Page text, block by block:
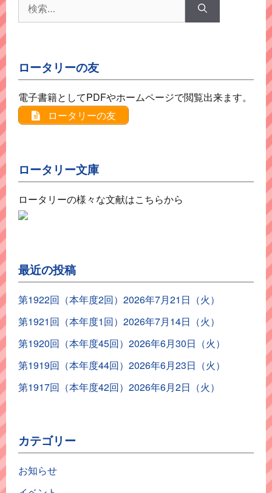
索:
ロータリーの友
電子書籍としてPDFやホームページで閲覧出来ます。
ロータリーの友
ロータリー文庫
ロータリーの様々な文献はこちらから
最近の投稿
第1922回（本年度2回）2026年7月21日（火）
第1921回（本年度1回）2026年7月14日（火）
第1920回（本年度45回）2026年6月30日（火）
第1919回（本年度44回）2026年6月23日（火）
第1917回（本年度42回）2026年6月2日（火）
カテゴリー
お知らせ